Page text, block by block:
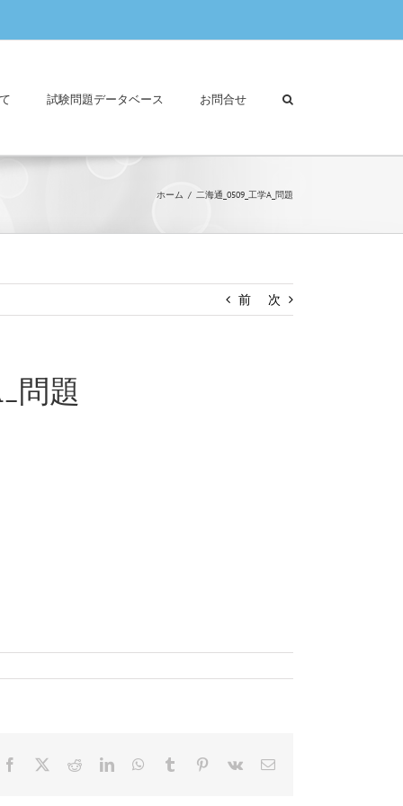
試験問題データベース お問合せ
ホーム 二海通_0509_工学A_問題
前 次
問題
Facebook RedditLinkedInWhatsApp
Tumblr Pinterest
Vk
電